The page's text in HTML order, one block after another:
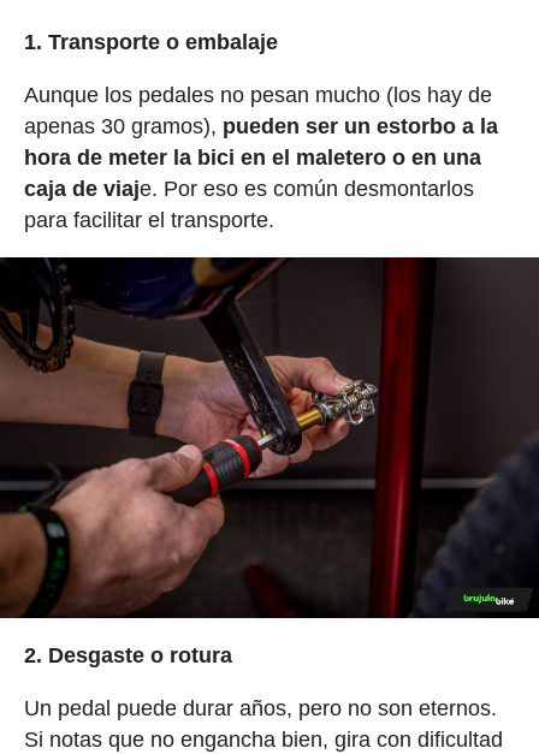
1. Transporte o embalaje
Aunque los pedales no pesan mucho (los hay de
apenas 30 gramos), pueden ser un estorbo a la
hora de meter la bici en el maletero o en una
caja de viaje. Por eso es común desmontarlos
para facilitar el transporte.
2. Desgaste o rotura
Un pedal puede durar años, pero no son eternos.
Si notas que no engancha bien, gira con dificultad